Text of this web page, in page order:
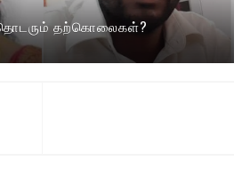
தற்கொலைகள்?